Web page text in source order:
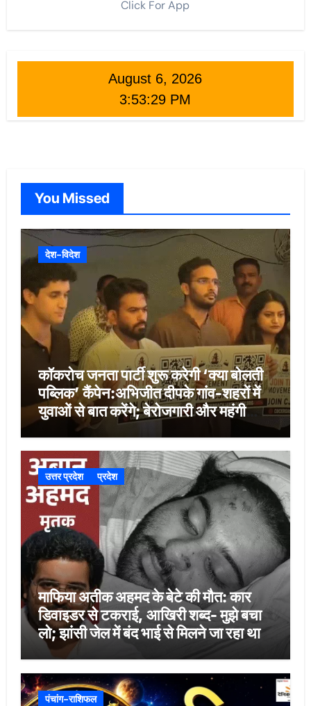
Click For App
August 6, 2026
3:53:30 PM
You Missed
देश-विदेश
कॉकरोच जनता पार्टी शुरू करेगी ‘क्या बोलती
पब्लिक’ कैंपेन:अभिजीत दीपके गांव-शहरों में
युवाओं से बात करेंगे; बेरोजगारी और महंगी
शिक्षा होगी मुद्दा
उत्तर प्रदेश प्रदेश
माफिया अतीक अहमद के बेटे की मौत: कार
डिवाइडर से टकराई, आखिरी शब्द- मुझे बचा
लो; झांसी जेल में बंद भाई से मिलने जा रहा था
पंचांग-राशिफल